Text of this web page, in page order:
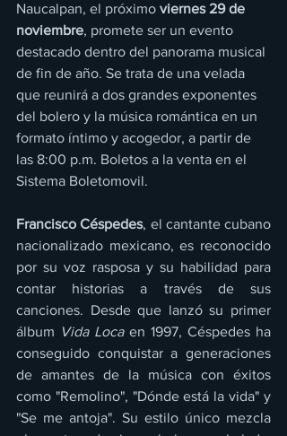
Naucalpan, el próximo viernes 29 de
noviembre, promete ser un evento
destacado dentro del panorama musical
de fin de año. Se trata de una velada
que reunirá a dos grandes exponentes
del bolero y la música romántica en un
formato íntimo y acogedor, a partir de
las 8:00 p.m. Boletos a la venta en el
Sistema Boletomovil.
Francisco Céspedes, el cantante cubano
nacionalizado mexicano, es reconocido
por su voz rasposa y su habilidad para
contar historias a través de sus
canciones. Desde que lanzó su primer
álbum Vida Loca en 1997, Céspedes ha
conseguido conquistar a generaciones
de amantes de la música con éxitos
como "Remolino", "Dónde está la vida" y
"Se me antoja". Su estilo único mezcla